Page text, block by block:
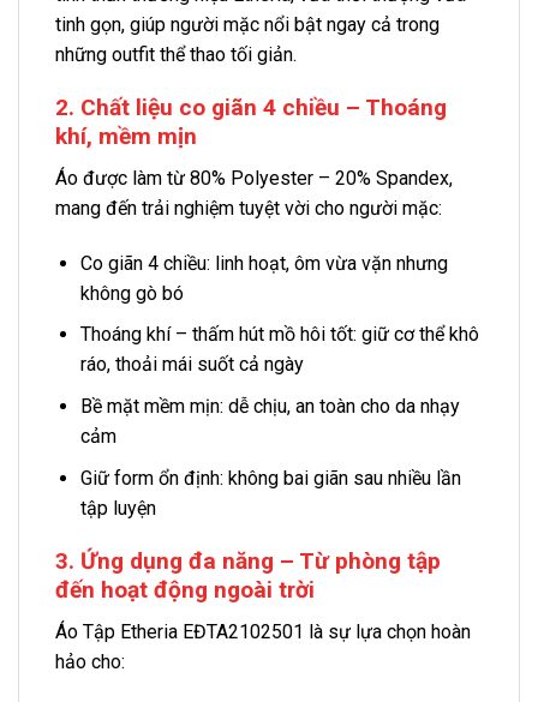
tinh gọn, giúp người mặc nổi bật ngay cả trong
những outfit thể thao tối giản.
2. Chất liệu co giãn 4 chiều – Thoáng
khí, mềm mịn
Áo được làm từ 80% Polyester – 20% Spandex,
mang đến trải nghiệm tuyệt vời cho người mặc:
Co giãn 4 chiều: linh hoạt, ôm vừa vặn nhưng
không gò bó
Thoáng khí – thấm hút mồ hôi tốt: giữ cơ thể khô
ráo, thoải mái suốt cả ngày
Bề mặt mềm mịn: dễ chịu, an toàn cho da nhạy
cảm
Giữ form ổn định: không bai giãn sau nhiều lần
tập luyện
3. Ứng dụng đa năng – Từ phòng tập
đến hoạt động ngoài trời
Áo Tập Etheria EĐTA2102501 là sự lựa chọn hoàn
hảo cho: